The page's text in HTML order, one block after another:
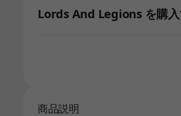
Lords And Legions を購
商品説明